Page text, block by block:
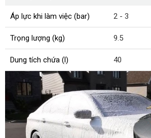
Áp lực khi làm việc (bar) 2 - 3
Trọng lượng (kg) 9.5
Dung tích chứa (l) 40